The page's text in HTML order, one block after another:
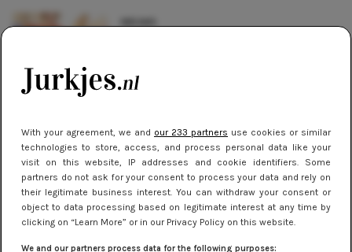
With your agreement, we and our 233 partners use cookies or similar
technologies to store, access, and process personal data like your
visit on this website, IP addresses and cookie identifiers. Some
partners do not ask for your consent to process your data and rely on
their legitimate business interest. You can withdraw your consent or
object to data processing based on legitimate interest at any time by
clicking on “Learn More” or in our Privacy Policy on this website.
We and our partners process data for the following purposes:
DIY: transparante clutch
Met deze tips heb je binnen no-time
zomerproof benen